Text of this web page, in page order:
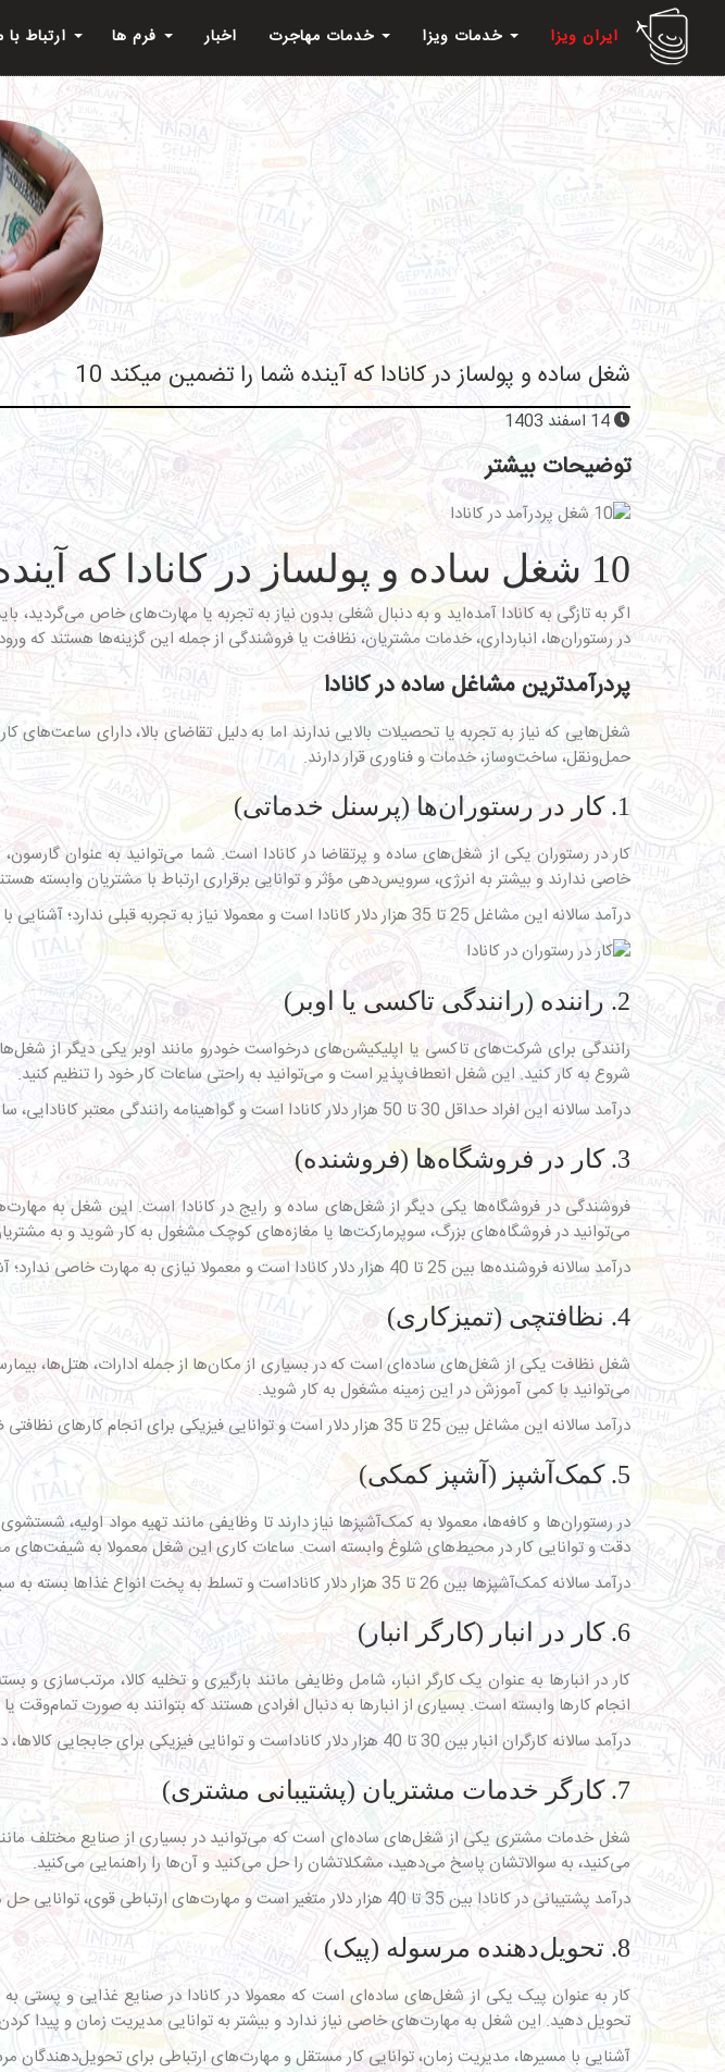
ایران ویزا اخبار
10 شغل ساده و پولساز در کانادا که آینده شما را تضمین میکند
توضیحات بیشتر
10 شغل ساده و پولساز در کانادا که آینده شما را تضمین میکند
اگر به تازگی به کانادا آمده‌اید و به دنبال شغلی بدون نیاز به تجربه یا مهارت‌های خاص می‌گردید،
در رستوران‌ها، انبارداری، خدمات مشتریان، نظافت یا فروشندگی از جمله این گزینه‌ها هستند که
پردرآمدترین مشاغل ساده در کانادا
شغل‌هایی که نیاز به تجربه یا تحصیلات بالایی ندارند اما به دلیل تقاضای بالا، دارای
حمل‌ونقل، ساخت‌وساز، خدمات و فناوری قرار دارند.
1. کار در رستوران‌ها (پرسنل خدماتی)
کار در رستوران‌ یکی از شغل‌های ساده و پرتقاضا در کانادا است. شما می‌توانید به عنوان
خاصی ندارند و بیشتر به انرژی، سرویس‌دهی مؤثر و توانایی برقراری ارتباط با مشتریان
درآمد سالانه این مشاغل 25 تا 35 هزار دلار کانادا است و معمولا نیاز به تجربه قبلی ندارد؛ آشنایی با زبان انگلیسی یا فرانسوی در حد مکالمه روزمره کافی است.
2. راننده (رانندگی تاکسی یا اوبر)
رانندگی برای شرکت‌های تاکسی یا اپلیکیشن‌های درخواست خودرو مانند اوبر یکی دیگر از
شروع به کار کنید. این شغل انعطاف‌پذیر است و می‌توانید به راحتی ساعات کار خود را تنظیم کنید.
درآمد سالانه این افراد حداقل 30 تا 50 هزار دلار کانادا است و گواهینامه رانندگی معتبر کانادایی، سابقه رانندگی بدون تخلف و خطر و در برخی موارد، خودرو شخصی تمیز شرط استخدام است.
3. کار در فروشگاه‌ها (فروشنده)
فروشندگی در فروشگاه‌ها یکی دیگر از شغل‌های ساده و رایج در کانادا است. این شغل به
می‌توانید در فروشگاه‌های بزرگ، سوپرمارکت‌ها یا مغازه‌های کوچک مشغول به کار شوید و به
درآمد سالانه فروشنده‌ها بین 25 تا 40 هزار دلار کانادا است و معمولا نیازی به مهارت خاصی ندارد؛ آشنایی با زبان انگلیسی یا فرانسوی در حد مکالمه روزمره و مهارت‌های مشتری‌مداری کافیست.
4. نظافتچی (تمیزکاری)
شغل نظافت یکی از شغل‌های ساده‌ای است که در بسیاری از مکان‌ها از جمله ادارات، هتل‌ها،
می‌توانید با کمی آموزش در این زمینه مشغول به کار شوید.
درآمد سالانه این مشاغل بین 25 تا 35 هزار دلار است و توانایی فیزیکی برای انجام کارهای نظافتی ضروری است.
5. کمک‌آشپز (آشپز کمکی)
در رستوران‌ها و کافه‌ها، معمولا به کمک‌آشپزها نیاز دارند تا وظایفی مانند تهیه مواد اولیه،
دقت و توانایی کار در محیط‌های شلوغ وابسته است. ساعات کاری این شغل معمولا به شیفت‌های
درآمد سالانه کمک‌آشپزها بین 26 تا 35 هزار دلار کاناداست و تسلط به پخت انواع غذاها بسته به سبک کاری رستوران یا فست‌فود الزامی است.
6. کار در انبار (کارگر انبار)
کار در انبارها به عنوان یک کارگر انبار، شامل وظایفی مانند بارگیری و تخلیه کالا،
انجام کارها وابسته است. بسیاری از انبارها به دنبال افرادی هستند که بتوانند به صورت
درآمد سالانه کارگران انبار بین 30 تا 40 هزار دلار کاناداست و توانایی فیزیکی برای جابجایی کالاها، دقت، توانایی سازماندهی، آشنایی با ابزارهای انبارداری و مدیریت زمان ضروری است.
7. کارگر خدمات مشتریان (پشتیبانی مشتری)
شغل خدمات مشتری یکی از شغل‌های ساده‌ای است که می‌توانید در بسیاری از صنایع مختلف
می‌کنید، به سوالاتشان پاسخ می‌دهید، مشکلاتشان را حل می‌کنید و آن‌ها را راهنمایی‌ می‌کنید.
درآمد پشتیبانی در کانادا بین 35 تا 40 هزار دلار متغیر است و مهارت‌های ارتباطی قوی، توانایی حل مسئله، صبر و حوصله در برخورد با مشتریان ضروری است.
8. تحویل‌دهنده مرسوله (پیک)
کار به عنوان پیک یکی از شغل‌های ساده‌ای است که معمولا در کانادا در صنایع غذایی و پستی به
تحویل دهید. این شغل به مهارت‌های خاصی نیاز ندارد و بیشتر به توانایی مدیریت زمان و پیدا
آشنایی با مسیرها، مدیریت زمان، توانایی کار مستقل و مهارت‌های ارتباطی برای تحویل‌دهندگان مرسوله ضروری است و